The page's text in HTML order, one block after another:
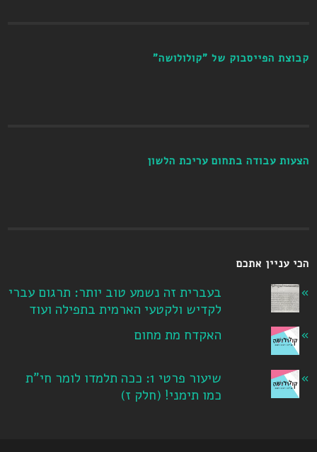
קבוצת הפייסבוק של "קולולושה"
הצעות עבודה בתחום עריכת הלשון
הכי עניין אתכם
בעברית זה נשמע טוב יותר: תרגום עברי
לקדיש ולקטעי הארמית בתפילה ועוד
האקדח מת מחום
שיעור פרטי 1: ככה תלמדו לומר חי"ת
כמו תימני! ‏(חלק ז‏)